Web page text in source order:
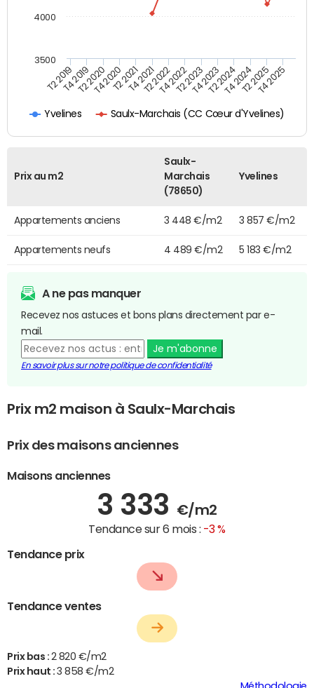
Yvelines Saulx-Marchais (CC Cœur d'Yvelines)
T2 2019T4 2019T2 2020T4 2020T2 2021T4 2021T2 2022T4 2022T2 2023T4 2023T2 2024T4 2024T2 2025T4 2025
4000
3500
Prix au m2
Saulx-
Marchais
(78650)
Yvelines
Appartements anciens 3 448 €/m2 3 857 €/m2
Appartements neufs 4 489 €/m2 5 183 €/m2
A ne pas manquer
Recevez nos astuces et bons plans directement par e-
mail.
Je m'abonne
En savoir plus sur notre politique de confidentialité
Prix m2 maison à Saulx-Marchais
Prix des maisons anciennes
Maisons anciennes
3 333 €/m2
Tendance sur 6 mois : -3 %
Tendance prix
Tendance ventes
Prix bas : 2 820 €/m2
Prix haut :3 858 €/m2
Méthodologie